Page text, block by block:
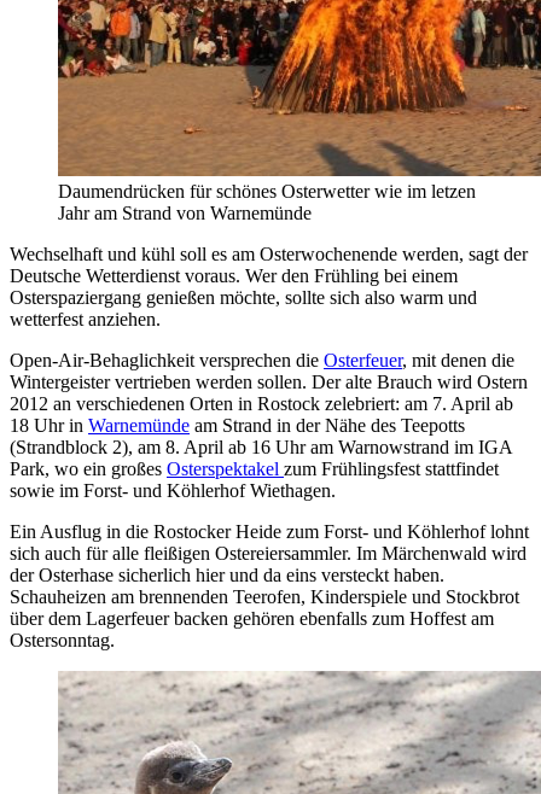
Daumendrücken für schönes Osterwetter wie im letzen
Jahr am Strand von Warnemünde
Wechselhaft und kühl soll es am Osterwochenende werden, sagt der
Deutsche Wetterdienst voraus. Wer den Frühling bei einem
Osterspaziergang genießen möchte, sollte sich also warm und
wetterfest anziehen.
Open-Air-Behaglichkeit versprechen die Osterfeuer, mit denen die
Wintergeister vertrieben werden sollen. Der alte Brauch wird Ostern
2012 an verschiedenen Orten in Rostock zelebriert: am 7. April ab
18 Uhr in Warnemünde am Strand in der Nähe des Teepotts
(Strandblock 2), am 8. April ab 16 Uhr am Warnowstrand im IGA
Park, wo ein großes Osterspektakel zum Frühlingsfest stattfindet
sowie im Forst- und Köhlerhof Wiethagen.
Ein Ausflug in die Rostocker Heide zum Forst- und Köhlerhof lohnt
sich auch für alle fleißigen Ostereiersammler. Im Märchenwald wird
der Osterhase sicherlich hier und da eins versteckt haben.
Schauheizen am brennenden Teerofen, Kinderspiele und Stockbrot
über dem Lagerfeuer backen gehören ebenfalls zum Hoffest am
Ostersonntag.